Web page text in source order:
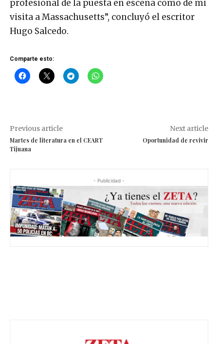
profesional de la puesta en escena como de mi
visita a Massachusetts”, concluyó el escritor
Hugo Salcedo.
Comparte esto:
Previous article
Martes de literatura en el CEART
Tijuana
Next article
Oportunidad de revivir
- Publicidad -